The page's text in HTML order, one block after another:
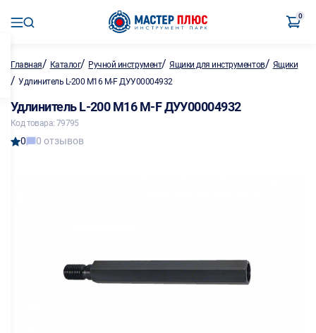
0
Главная/ Каталог/ Ручной инструмент/Ящики для инструментов/ Ящики
/ Удлинитель L-200 M16 M-F ДУУ00004932
Удлинитель L-200 M16 M-F ДУУ00004932
Код товара: 79795
0 0 отзывов